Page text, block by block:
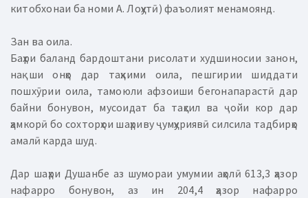
китобхонаи ба номи А. Лоҳутӣ) фаъолият менамоянд.
Зан ва оила.
Баҳри баланд бардоштани рисолати худшиносии занон,
нақши онҳо дар таҳкими оила, пешгирии шиддати
пошхӯрии оила, тамоюли афзоиши бегонапарастӣ дар
байни бонувон, мусоидат ба таҳсил ва ҷойи кор дар
ҳамкорӣ бо сохторҳои шаҳриву ҷумҳуриявӣ силсила тадбирҳо
амалӣ карда шуд.
Дар шаҳри Душанбе аз шумораи умумии аҳолӣ 613,3 ҳазор
нафарро бонувон, аз ин 204,4 ҳазор нафарро